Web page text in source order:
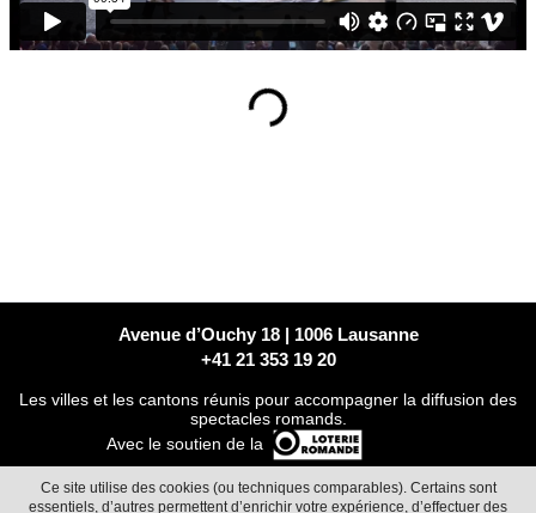
Loading...
Avenue d’Ouchy 18 | 1006 Lausanne
+41 21 353 19 20
Les villes et les cantons réunis pour accompagner la diffusion des
spectacles romands.
Avec le soutien de la
Ce site utilise des cookies (ou techniques comparables). Certains sont
essentiels, d’autres permettent d’enrichir votre expérience, d’effectuer des